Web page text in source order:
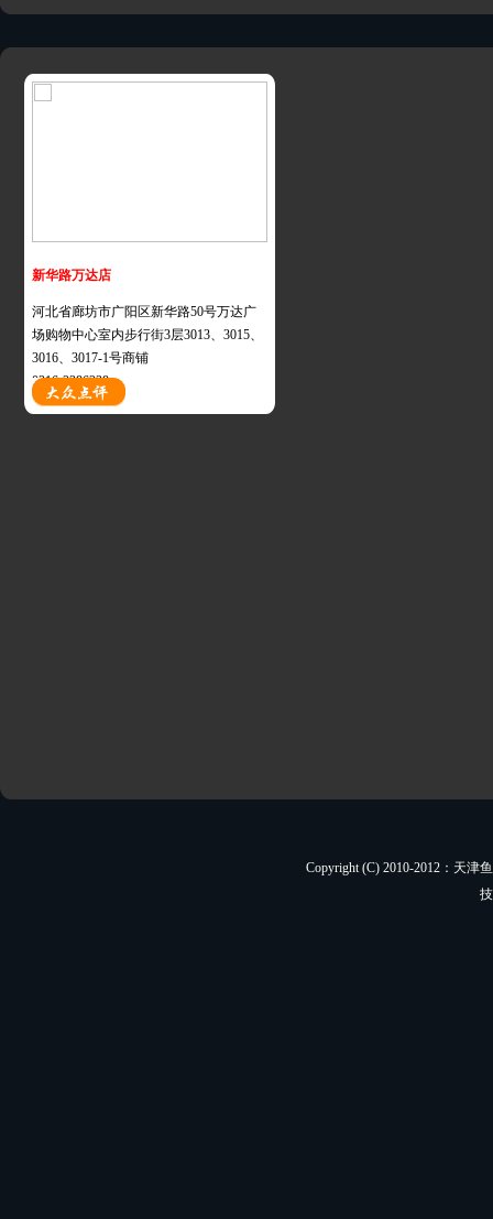
新华路万达店
河北省廊坊市广阳区新华路50号万达广
场购物中心室内步行街3层3013、3015、
3016、3017-1号商铺
0316-2386238
Copyright (C) 2010-2012：天津